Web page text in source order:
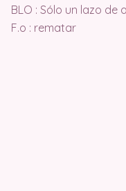
BLO : Sólo un lazo de
F.o : rematar